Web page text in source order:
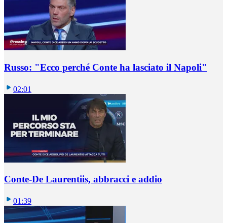
Russo: "Ecco perché Conte ha lasciato il Napoli"
02:01
Conte-De Laurentiis, abbracci e addio
01:39